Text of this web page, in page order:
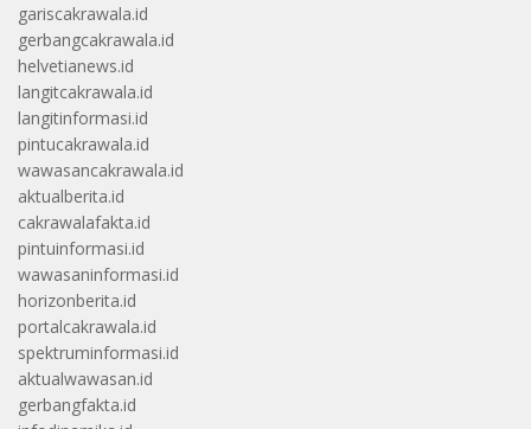
gariscakrawala.id
gerbangcakrawala.id
helvetianews.id
langitcakrawala.id
langitinformasi.id
pintucakrawala.id
wawasancakrawala.id
aktualberita.id
cakrawalafakta.id
pintuinformasi.id
wawasaninformasi.id
horizonberita.id
portalcakrawala.id
spektruminformasi.id
aktualwawasan.id
gerbangfakta.id